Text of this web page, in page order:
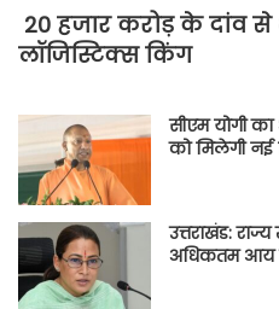
20 हजार करोड़ के दांव
लॉजिस्टिक्स किंग
सीएम योगी
को मिलेगी नई
उत्तराखंड:
अधिकतम आय